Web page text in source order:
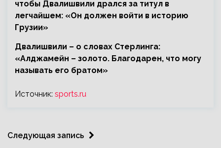
чтобы Двалишвили дрался за титул в
легчайшем: «Он должен войти в историю
Грузии»
Двалишвили – о словах Стерлинга:
«Алджамейн – золото. Благодарен, что могу
называть его братом»
Источник: sports.ru
Следующая запись